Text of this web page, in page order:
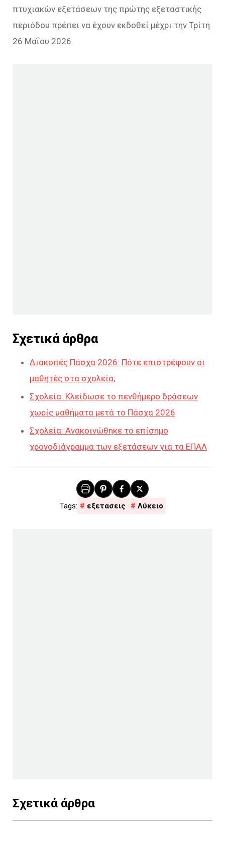
πτυχιακών εξετάσεων της πρώτης εξεταστικής
περιόδου πρέπει να έχουν εκδοθεί μέχρι την Τρίτη
26 Μαΐου 2026.
Σχετικά άρθρα
Διακοπές Πάσχα 2026: Πότε επιστρέφουν οι
μαθητές στα σχολεία;
Σχολεία: Κλείδωσε το πενθήμερο δράσεων
χωρίς μαθήματα μετά το Πάσχα 2026
Σχολεία: Ανακοινώθηκε το επίσημο
χρονοδιάγραμμα των εξετάσεων για τα ΕΠΑΛ
εξετασεις Λύκειο
Σχετικά άρθρα